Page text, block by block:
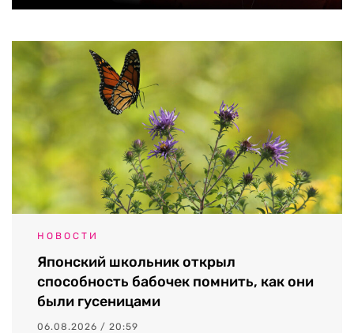
НОВОСТИ
Японский школьник открыл
способность бабочек помнить, как они
были гусеницами
06.08.2026 / 20:59